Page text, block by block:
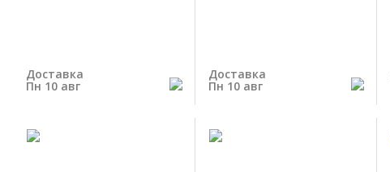
Доставка
Пн 10 авг
Доставка
Пн 10 авг